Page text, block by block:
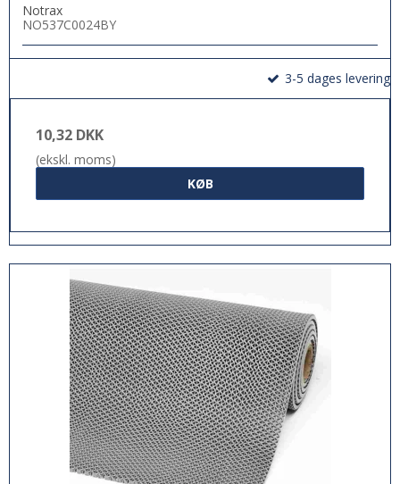
Notrax
NO537C0024BY
3-5 dages levering
10,32 DKK
(ekskl. moms)
KØB